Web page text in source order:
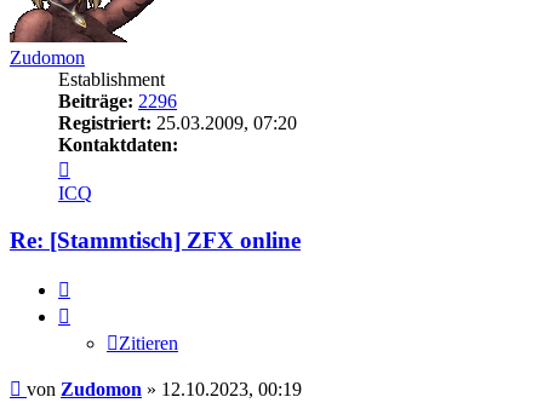
Zudomon
Establishment
Beiträge: 2296
Registriert: 25.03.2009, 07:20
Kontaktdaten:
von
Zudomon
ICQ
Re: [Stammtisch] ZFX online
Zitieren
Beitrag
von Zudomon » 12.10.2023, 00:19